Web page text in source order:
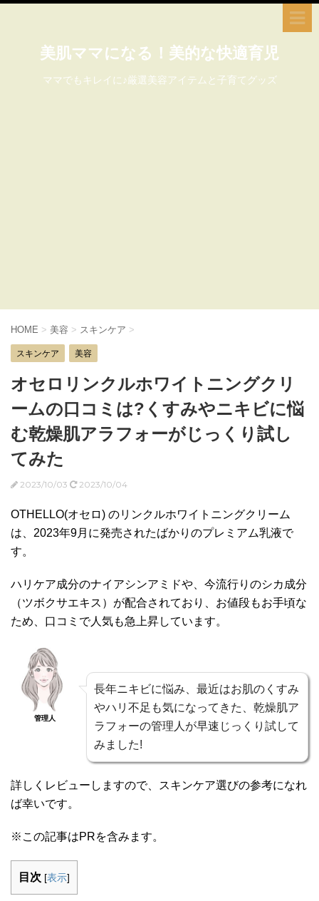
美肌ママになる！美的な快適育児
ママでもキレイに♪厳選美容アイテムと子育てグッズ
HOME > 美容 > スキンケア >
スキンケア 美容
オセロリンクルホワイトニングクリ
ームの口コミは?くすみやニキビに悩
む乾燥肌アラフォーがじっくり試し
てみた
2023/10/03 2023/10/04
OTHELLO(オセロ) のリンクルホワイトニングクリーム
は、2023年9月に発売されたばかりのプレミアム乳液で
す。
ハリケア成分のナイアシンアミドや、今流行りのシカ成分
（ツボクサエキス）が配合されており、お値段もお手頃な
ため、口コミで人気も急上昇しています。
管理人
長年ニキビに悩み、最近はお肌のくすみ
やハリ不足も気になってきた、乾燥肌ア
ラフォーの管理人が早速じっくり試して
みました!
詳しくレビューしますので、スキンケア選びの参考になれ
ば幸いです。
※この記事はPRを含みます。
目次 [表示]